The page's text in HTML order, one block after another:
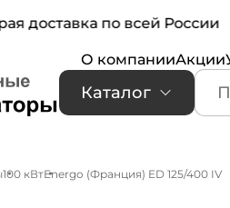
по всей России
О компанииАкции
Каталог
100 кВтEnergo (Франция) ED 125/400 IV